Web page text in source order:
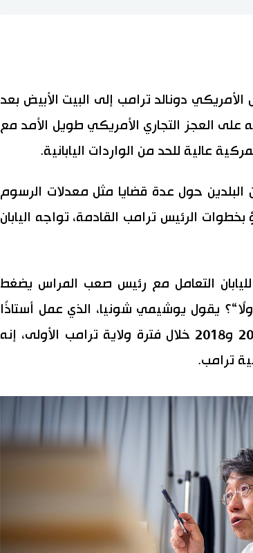
2025، عاد الرئيس الأمريكي دونالد ترامب إلى البيت الأبيض بعد
على العجز التجاري الأمريكي طويل الأمد مع
عالية للحد من الواردات اليابانية.
البلدين حول عدة قضايا مثل معدلات الرسوم
الرئيس ترامب القادمة، تواجه اليابان
التعامل مع رئيس صعب المراس يضغط
يقول يوشيمي شونيا، الذي عمل أستاذًا
زائرًا في جامعة هارفارد بين عامي 2017 و2018 خلال فترة ولاية ترامب الأولى، إنه
ترامب.